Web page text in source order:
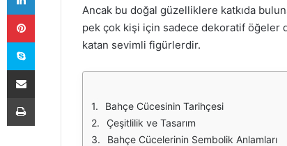
Ancak bu doğal güzelliklere katkıda
pek çok kişi için sadece dekoratif öğeler
katan sevimli figürlerdir.
Bahçe Cücesinin Tarihçesi
Çeşitlilik ve Tasarım
Bahçe Cücelerinin Sembolik Anlamları
Pinterest
Skype
E-Posta ile paylaş